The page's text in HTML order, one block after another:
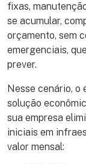
fixas,
se acumular,
orçamento, sem
emergenciais,
prever.
Nesse cenário, o
solução
sua empresa
iniciais em
valor mensal: